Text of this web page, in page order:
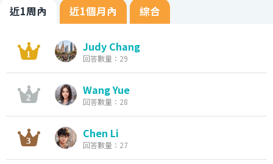
近1周內 近1個月內 綜合
Judy Chang
回答數量：29
Wang Yue
回答數量：28
Chen Li
回答數量：27